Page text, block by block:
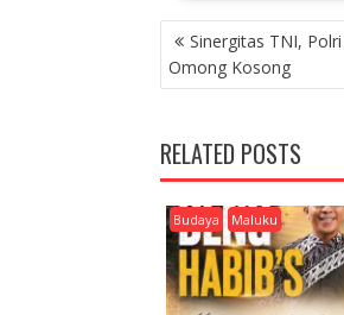
P
O
S
N
A
V
G
A
T
Sinergitas TNI,
Omong Kosong
RELATED POSTS
Budaya Maluku